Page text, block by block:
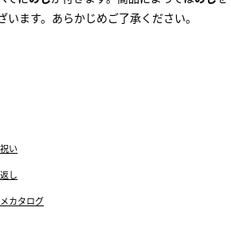
ます。あらかじめご了承ください。
い
し
カタログ